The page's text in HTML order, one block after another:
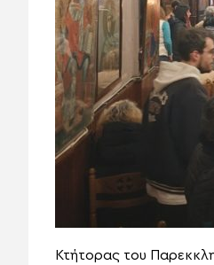
Κτήτορας του